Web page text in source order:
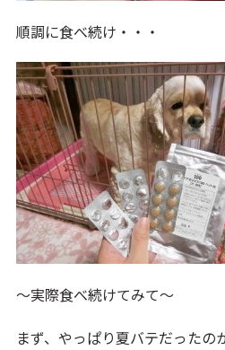
順調に食べ続け・・・
～実際食べ続けてみて～
まず、やっぱり夏バテだったの